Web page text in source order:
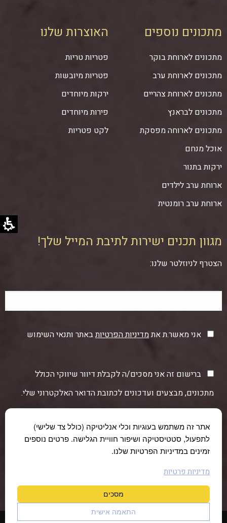
מתכונים נוספים
מתכונים לארוחת בוקר
מתכונים לארוחת ערב
מתכונים לארוחת צהריים
מתכונים לבראנץ
מתכונים לארוחה מפסקת
אוכל מנחם
ירקות בתנור
ארוחת ערב לילדים
ארוחת ערב רומנטית
האוצרות שלנו
פטריות טריות
פטריות מיובשות
ירקות מיוחדים
פירות מיוחדים
לקט פטריות
מגוון תכנים ישירות לתיבת המייל שלך!
הצטרף לניוזלטר שלנו:
אני מאשר.ת אתמדיניות הפרטיותבאתר ותנאי השימוש
ברישום זה אני מסכים/ה לקבלת דיוור שיווקי הכולל
מתכונים, מבצעים ועדכונים לכתובת הדואר האלקטרוני שלי.
אתר זה משתמש בעוגיות וכלי אנליטיקה (כולל צד שלישי)
לתפעול, סטטיסטיקה ושיפור חוויית הגלישה. פרטים נוספים
זמינים במדיניות הפרטיות שלנו.
מדיניות פרטיות
מסכים
התאמה אישית